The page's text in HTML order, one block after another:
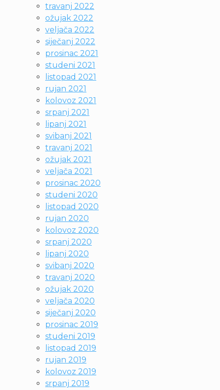
travanj 2022
ožujak 2022
veljača 2022
siječanj 2022
prosinac 2021
studeni 2021
listopad 2021
rujan 2021
kolovoz 2021
srpanj 2021
lipanj 2021
svibanj 2021
travanj 2021
ožujak 2021
veljača 2021
prosinac 2020
studeni 2020
listopad 2020
rujan 2020
kolovoz 2020
srpanj 2020
lipanj 2020
svibanj 2020
travanj 2020
ožujak 2020
veljača 2020
siječanj 2020
prosinac 2019
studeni 2019
listopad 2019
rujan 2019
kolovoz 2019
srpanj 2019